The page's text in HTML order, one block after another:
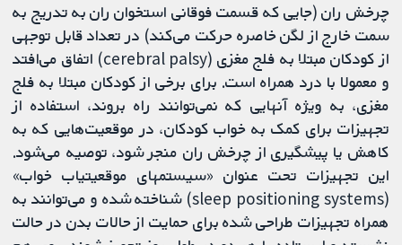
چرخش ران (جایی که قسمت فوقانی استخوان ران به تدریج به
سمت خارج از لگن خاصره حرکت می‌کند) در تعداد قابل توجهی
از کودکان مبتلا به فلج مغزی (cerebral palsy) اتفاق می‌افتد
و معمولا با درد همراه است. برای برخی از کودکان مبتلا به فلج
مغزی، به ویژه آنهایی که نمی‌توانند راه بروند، استفاده از
تجهیزات برای کمک به خواب کودکان، در موقعیت‌هایی که به
کاهش یا پیشگیری از چرخش ران منجر شود، توصیه می‌شود.
این تجهیزات تحت عنوان «سیستم‏های موقعیت‏یاب خواب»
(sleep positioning systems) شناخته شده و می‌توانند به
همراه تجهیزات طراحی شده برای حمایت از حالات بدن در حالت